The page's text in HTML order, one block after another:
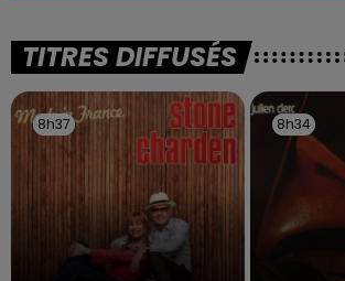
TITRES DIFFUSÉS
8h37
8h37 8h34
8h34